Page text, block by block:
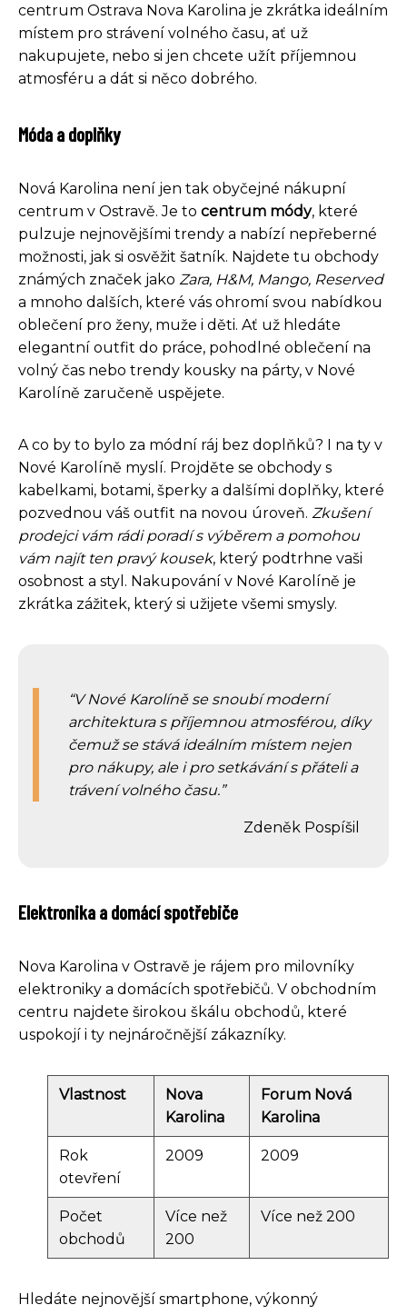
centrum Ostrava Nova Karolina je zkrátka ideálním
místem pro strávení volného času, ať už
nakupujete, nebo si jen chcete užít příjemnou
atmosféru a dát si něco dobrého.
Móda a doplňky
Nová Karolina není jen tak obyčejné nákupní
centrum v Ostravě. Je to centrum módy, které
pulzuje nejnovějšími trendy a nabízí nepřeberné
možnosti, jak si osvěžit šatník. Najdete tu obchody
známých značek jako Zara, H&M, Mango, Reserved
a mnoho dalších, které vás ohromí svou nabídkou
oblečení pro ženy, muže i děti. Ať už hledáte
elegantní outfit do práce, pohodlné oblečení na
volný čas nebo trendy kousky na párty, v Nové
Karolíně zaručeně uspějete.
A co by to bylo za módní ráj bez doplňků? I na ty v
Nové Karolíně myslí. Projděte se obchody s
kabelkami, botami, šperky a dalšími doplňky, které
pozvednou váš outfit na novou úroveň. Zkušení
prodejci vám rádi poradí s výběrem a pomohou
vám najít ten pravý kousek, který podtrhne vaši
osobnost a styl. Nakupování v Nové Karolíně je
zkrátka zážitek, který si užijete všemi smysly.
V Nové Karolíně se snoubí moderní
architektura s příjemnou atmosférou, díky
čemuž se stává ideálním místem nejen
pro nákupy, ale i pro setkávání s přáteli a
trávení volného času.
Zdeněk Pospíšil
Elektronika a domácí spotřebiče
Nova Karolina v Ostravě je rájem pro milovníky
elektroniky a domácích spotřebičů. V obchodním
centru najdete širokou škálu obchodů, které
uspokojí i ty nejnáročnější zákazníky.
Vlastnost
Nova
Karolina
Forum Nová
Karolina
Rok
otevření
2009 2009
Počet
obchodů
Více než
200
Více než 200
Hledáte nejnovější smartphone, výkonný